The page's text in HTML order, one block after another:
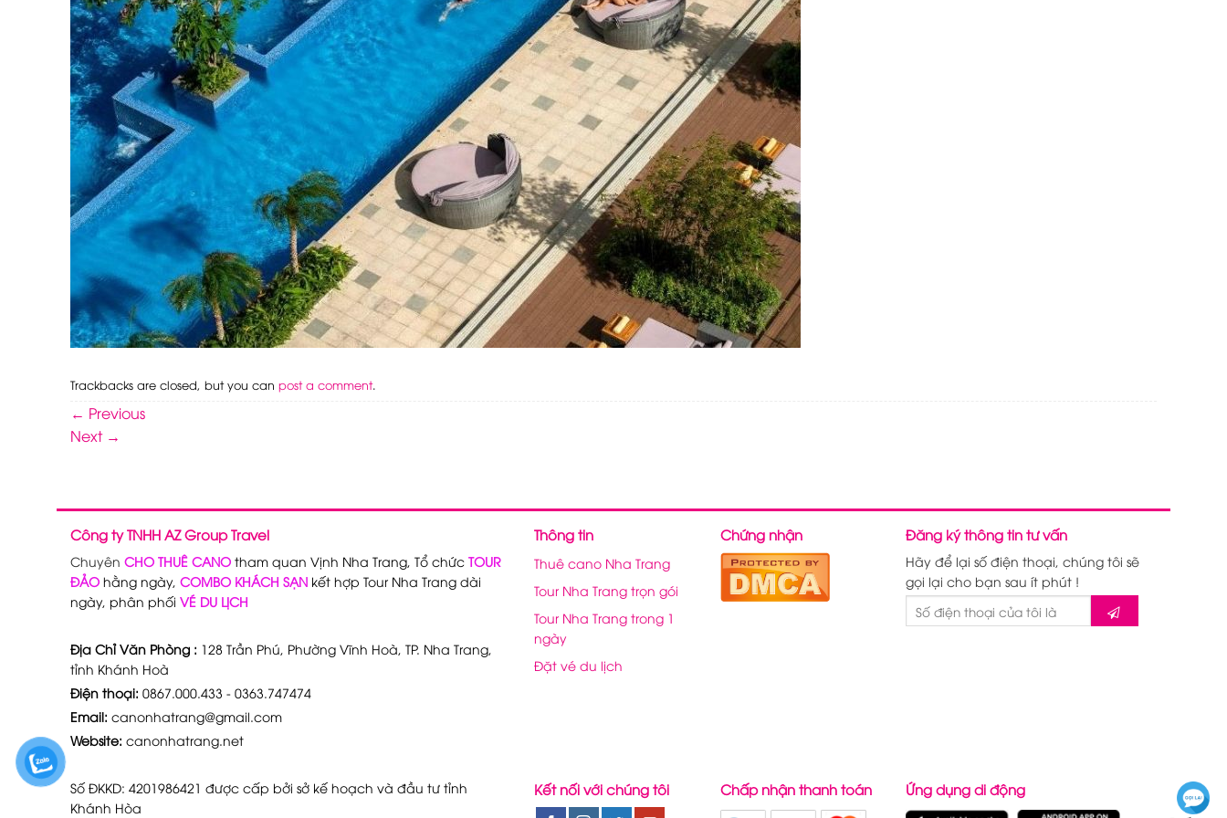
Trackbacks are closed, but you can post a comment.
← Previous
Next →
Công ty TNHH AZ Group Travel
Chuyên CHO THUÊ CANO tham quan Vịnh Nha Trang, Tổ chức TOUR
ĐẢO hằng ngày, COMBO KHÁCH SẠN kết hợp Tour Nha Trang dài
ngày, phân phối VÉ DU LỊCH
Địa Chỉ Văn Phòng : 128 Trần Phú, Phường Vĩnh Hoà, TP. Nha Trang,
tỉnh Khánh Hoà
Điện thoại: 0867.000.433 - 0363.747474
Email: canonhatrang@gmail.com
Website: canonhatrang.net
Thông tin
Thuê cano Nha Trang
Tour Nha Trang trọn gói
Tour Nha Trang trong 1
ngày
Đặt vé du lịch
Chứng nhận Đăng ký thông tin tư vấn
Hãy để lại số điện thoại, chúng tôi sẽ
gọi lại cho bạn sau ít phút !
Số ĐKKD: 4201986421 được cấp bởi sở kế hoạch và đầu tư tỉnh
Khánh Hòa
Kết nối với chúng tôi Chấp nhận thanh toán Ứng dụng di động